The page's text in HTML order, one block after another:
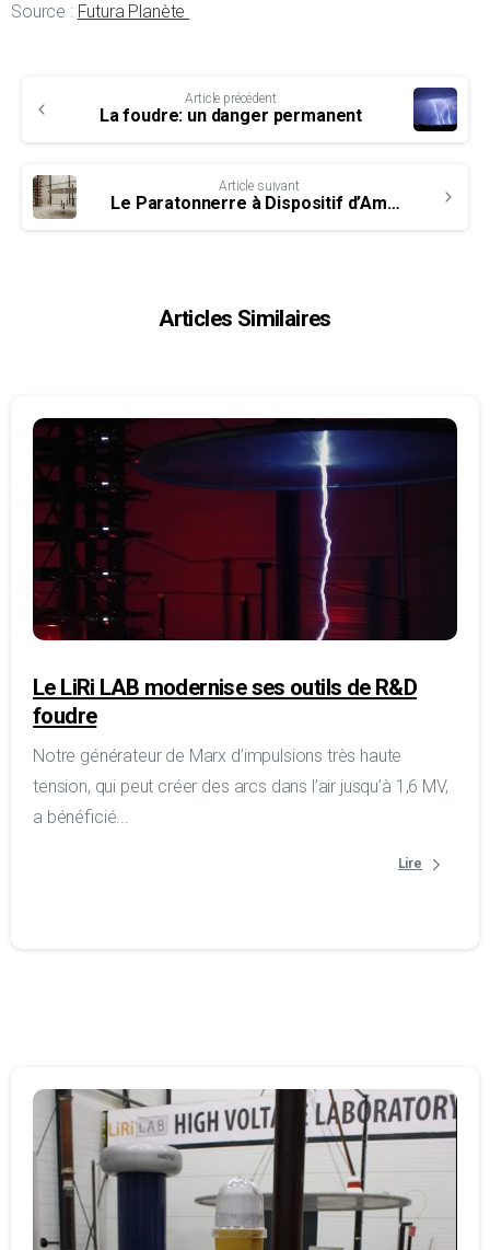
Source : Futura Planète
Reading
Article précédent
La foudre: un danger permanent
Article suivant
Le Paratonnerre à Dispositif d’Amorçage expliqué par l’émission E=M6
Articles Similaires
Le LiRi LAB modernise ses outils de R&D
foudre
Notre générateur de Marx d’impulsions très haute
tension, qui peut créer des arcs dans l’air jusqu’à 1,6 MV,
a bénéficié...
Lire